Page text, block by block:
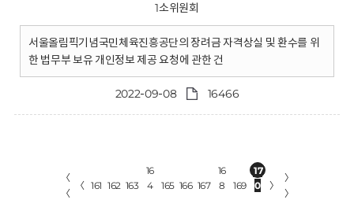
1소위원회
서울올림픽기념국민체육진흥공단의 장려금 자격상실 및 환수를 위
한 법무부 보유 개인정보 제공 요청에 관한 건
2022-09-08 16466
〈
〈
〈 161 162 163
16
4
165 166 167
16
8
169
17
0
〉
〉
〉